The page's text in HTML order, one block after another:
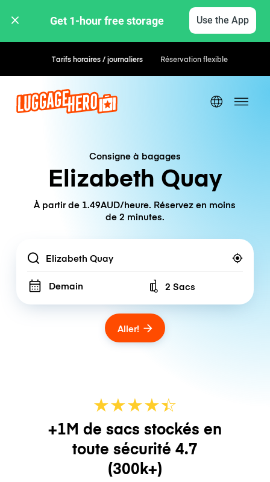
Get 1-hour free storage Use the App
Tarifs horaires / journaliers Réservation flexible
Consigne à bagages
Elizabeth Quay
À partir de 1.49AUD/heure. Réservez en moins
de 2 minutes.
Location
Demain Number of bags
2 Sacs
Aller!
★★★★☆
★
+1M de sacs stockés en
toute sécurité 4.7
(300k+)